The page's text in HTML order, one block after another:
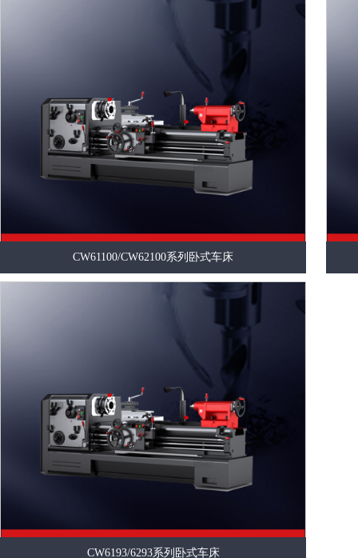
CW61100/CW62100系列卧式车床
CW6193/6293系列卧式车床